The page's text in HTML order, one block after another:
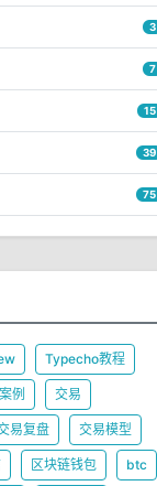
3
7
15
39
75
Typecho教程
案例 交易
易复盘 交易模型
区块链钱包 btc